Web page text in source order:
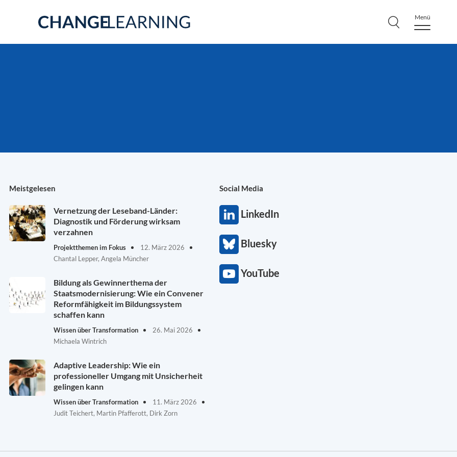
Menü
Meistgelesen
Vernetzung der Leseband-Länder:
Diagnostik und Förderung wirksam
verzahnen
Projektthemen im Fokus
12. März 2026
Chantal Lepper, Angela Müncher
Bildung als Gewinnerthema der
Staatsmodernisierung: Wie ein Convener
Reformfähigkeit im Bildungssystem
schaffen kann
Wissen über Transformation
26. Mai 2026
Michaela Wintrich
Adaptive Leadership: Wie ein
professioneller Umgang mit Unsicherheit
gelingen kann
Wissen über Transformation
11. März 2026
Judit Teichert, Martin Pfafferott, Dirk Zorn
Social Media
LinkedIn
Bluesky
YouTube